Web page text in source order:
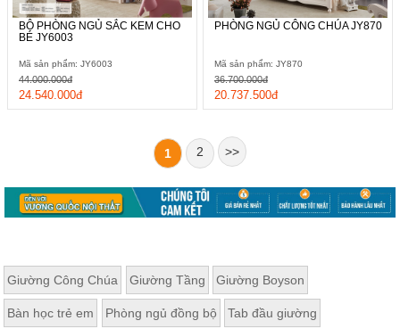
BỘ PHÒNG NGỦ SẮC KEM CHO
BÉ JY6003
Mã sản phẩm: JY6003
24.540.000đ
44.000.000đ
PHÒNG NGỦ CÔNG CHÚA JY870
Mã sản phẩm: JY870
20.737.500đ
36.700.000đ
1 2 >>
Giường Công Chúa Giường Tầng Giường Boyson
Bàn học trẻ em Phòng ngủ đồng bộ Tab đầu giường